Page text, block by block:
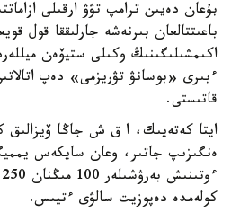
بۇعان دەيىن ترامپ تۋۋ ارقىلى
باعىتتالعان بىرنەشە جارلىققا قول
اكىمشىلىگىنىڭ وكىلى ستيۆەن
ءبىرى «بوسانۋ تۋريزمى» دەپ
قاتىستى.
ايتا كەتەيىك، ا ق ش جاڭا ۆيزالىق
ەنگىزىپ جاتىر، وعان سايكەس
كولەمدە دەپوزيت سالۋى ءتيىس.